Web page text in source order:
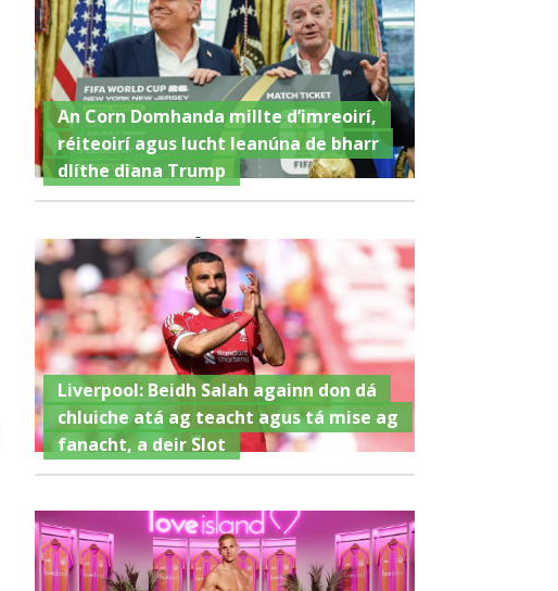
An Corn Domhanda millte d’imreoirí,
réiteoirí agus lucht leanúna de bharr
dlíthe diana Trump
Liverpool: Beidh Salah againn don dá
chluiche atá ag teacht agus tá mise ag
fanacht, a deir Slot